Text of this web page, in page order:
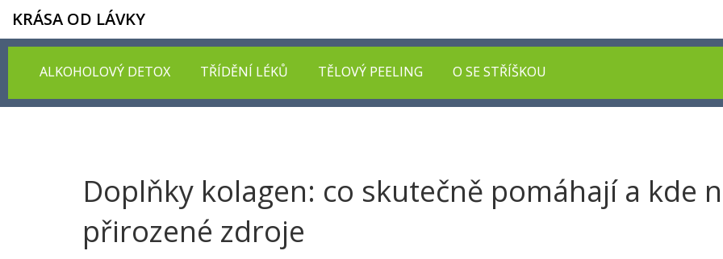
KRÁSA OD LÁVKY
ALKOHOLOVÝ DETOX TŘÍDĚNÍ LÉKŮ TĚLOVÝ PEELING O SE STŘÍŠKOU
Doplňky kolagen: co skutečně pomáhají a kde
přirozené zdroje